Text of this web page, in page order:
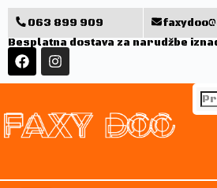
063 899 909
Besplatna dostava za narudžbe